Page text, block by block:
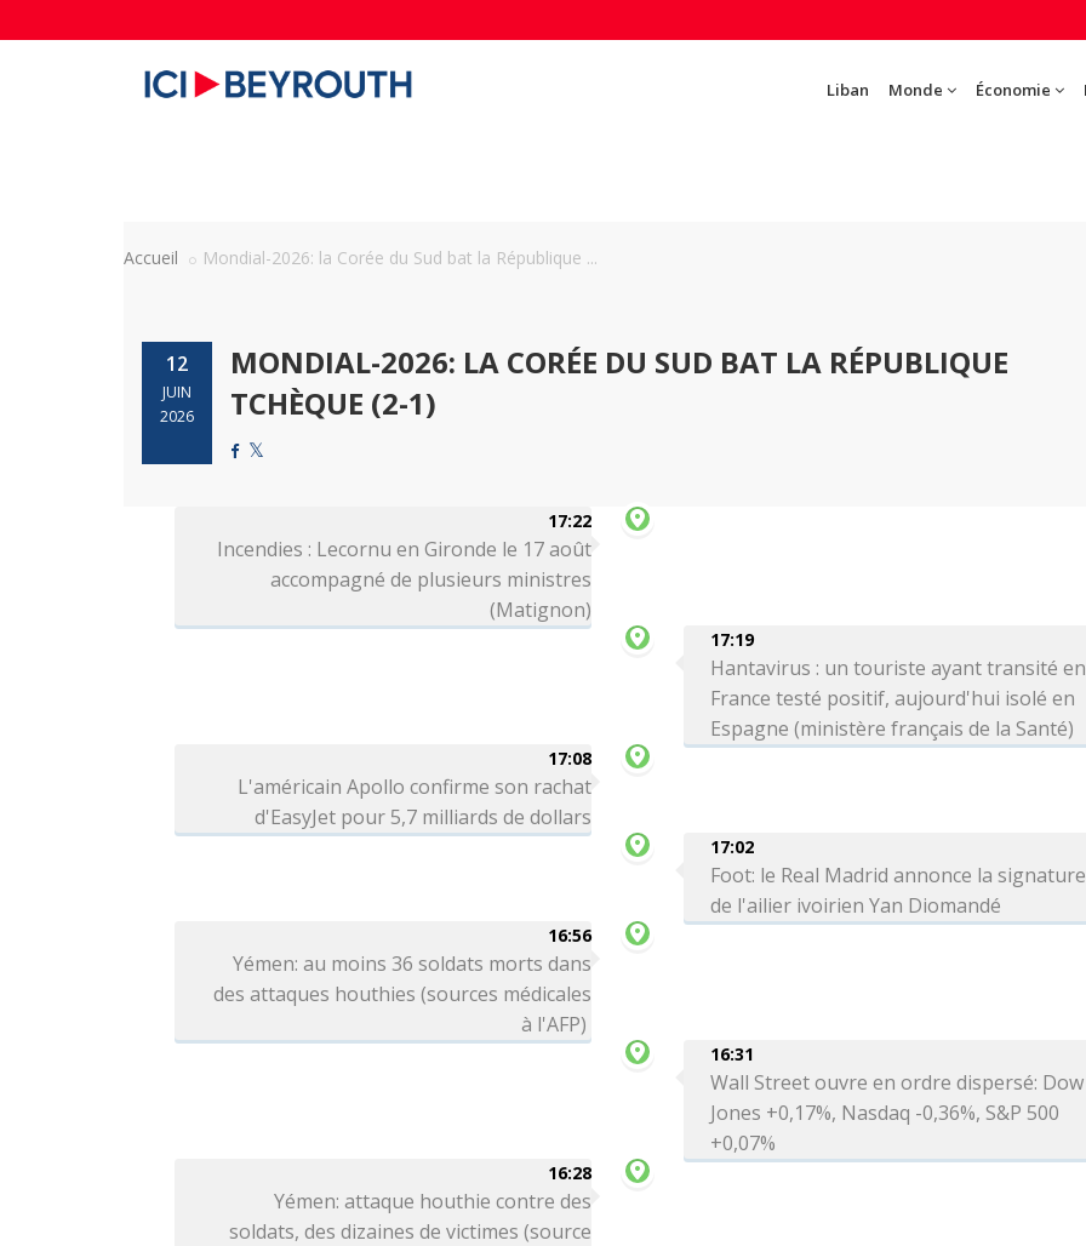
Liban Monde Économie
Accueil Mondial-2026: la Corée du Sud bat la République ...
12
JUIN
2026
MONDIAL-2026: LA CORÉE DU SUD BAT LA RÉPUBLIQUE
TCHÈQUE (2-1)
17:22
Incendies : Lecornu en Gironde le 17 août
accompagné de plusieurs ministres
(Matignon)
17:19
Hantavirus : un touriste ayant transité en
France testé positif, aujourd'hui isolé en
Espagne (ministère français de la Santé)
17:08
L'américain Apollo confirme son rachat
d'EasyJet pour 5,7 milliards de dollars
17:02
Foot: le Real Madrid annonce la signature
de l'ailier ivoirien Yan Diomandé
16:56
Yémen: au moins 36 soldats morts dans
des attaques houthies (sources médicales
à l'AFP)
16:31
Wall Street ouvre en ordre dispersé: Dow
Jones +0,17%, Nasdaq -0,36%, S&P 500
+0,07%
16:28
Yémen: attaque houthie contre des
soldats, des dizaines de victimes (source